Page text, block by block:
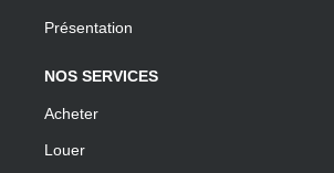
Présentation
NOS SERVICES
Acheter
Louer